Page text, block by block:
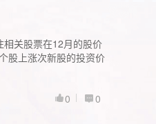
关股票在12月的股价
股上涨次新股的投资价
0
0